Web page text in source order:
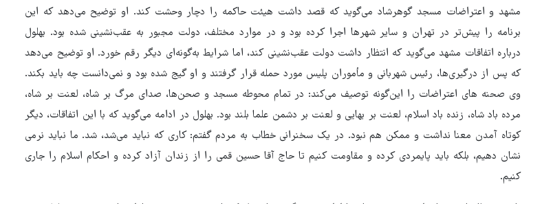
مشهد و اعتراضات مسجد گوهرشاد می‌گوید که قصد داشت هیئت حاکمه را دچار وحشت کند. او توضیح می‌دهد که این
برنامه را پیش‌تر در تهران و سایر شهرها اجرا کرده بود و در موارد مختلف، دولت مجبور به عقب‌نشینی شده بود. بهلول
درباره اتفاقات مشهد می‌گوید که انتظار داشت دولت عقب‌نشینی کند، اما شرایط به‌گونه‌ای دیگر رقم خورد. او توضیح می‌دهد
که پس از درگیری‌ها، رئیس شهربانی و مأموران پلیس مورد حمله قرار گرفتند و او گیج شده بود و نمی‌دانست چه باید بکند.
وی صحنه‌ های اعتراضات را این‌گونه توصیف می‌کند: در تمام محوطه مسجد و صحن‌ها، صدای مرگ بر شاه، لعنت بر شاه،
مرده باد شاه، زنده باد اسلام، لعنت بر بهایی و لعنت بر دشمن علما بلند بود. بهلول در ادامه می‌گوید که با این اتفاقات، دیگر
کوتاه آمدن معنا نداشت و ممکن هم نبود. در یک سخنرانی خطاب به مردم گفتم: کاری که نباید می‌شد، شد. ما نباید نرمی
نشان دهیم، بلکه باید پایمردی کرده و مقاومت کنیم تا حاج آقا حسین قمی را از زندان آزاد کرده و احکام اسلام را جاری
کنیم.